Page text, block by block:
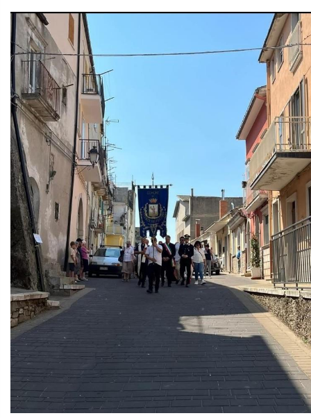
Questo evento è per noi una vera “benedizione di Dio” per
tutti. Fare memoria di suor Giusy e di padre Nicola
significa continuare a essere benedizione, ricordandoci che
ovunque ci troviamo, siamo chiamati a dire bene di Dio e a
fare il bene nel suo nome.
Questa è l’eredità che oggi riceviamo da loro e che ci
impegniamo a trasmettere alle nuove generazioni: essere
forti nello spirito, irremovibili nella ricerca della verità,
perseveranti nella preghiera, generosi nell’amore al
prossimo, animati da compassione e solidarietà, fino al
dono totale della vita per Cristo.
(Suor Tarcisia Ciavarella, missionaria comboniana)